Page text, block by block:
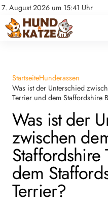
7. August 2026 um 15:41 Uhr
Datenschutz
Impressum
Pferde
Ratgeber
StartseiteHunderassen
Was ist der Unterschied
Terrier und dem Staffordshire
Was ist der
zwischen
Staffordshire
dem
Terrier?